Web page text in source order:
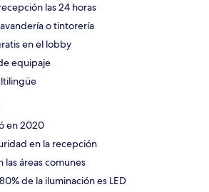
las 24 horas
o tintorería
en el lobby
equipaje
en 2020
en la recepción
las áreas comunes
de la iluminación es LED